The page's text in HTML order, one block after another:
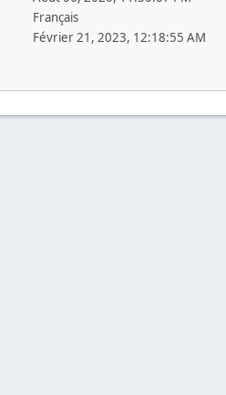
Français
Février 21, 2023, 12:18:55 AM